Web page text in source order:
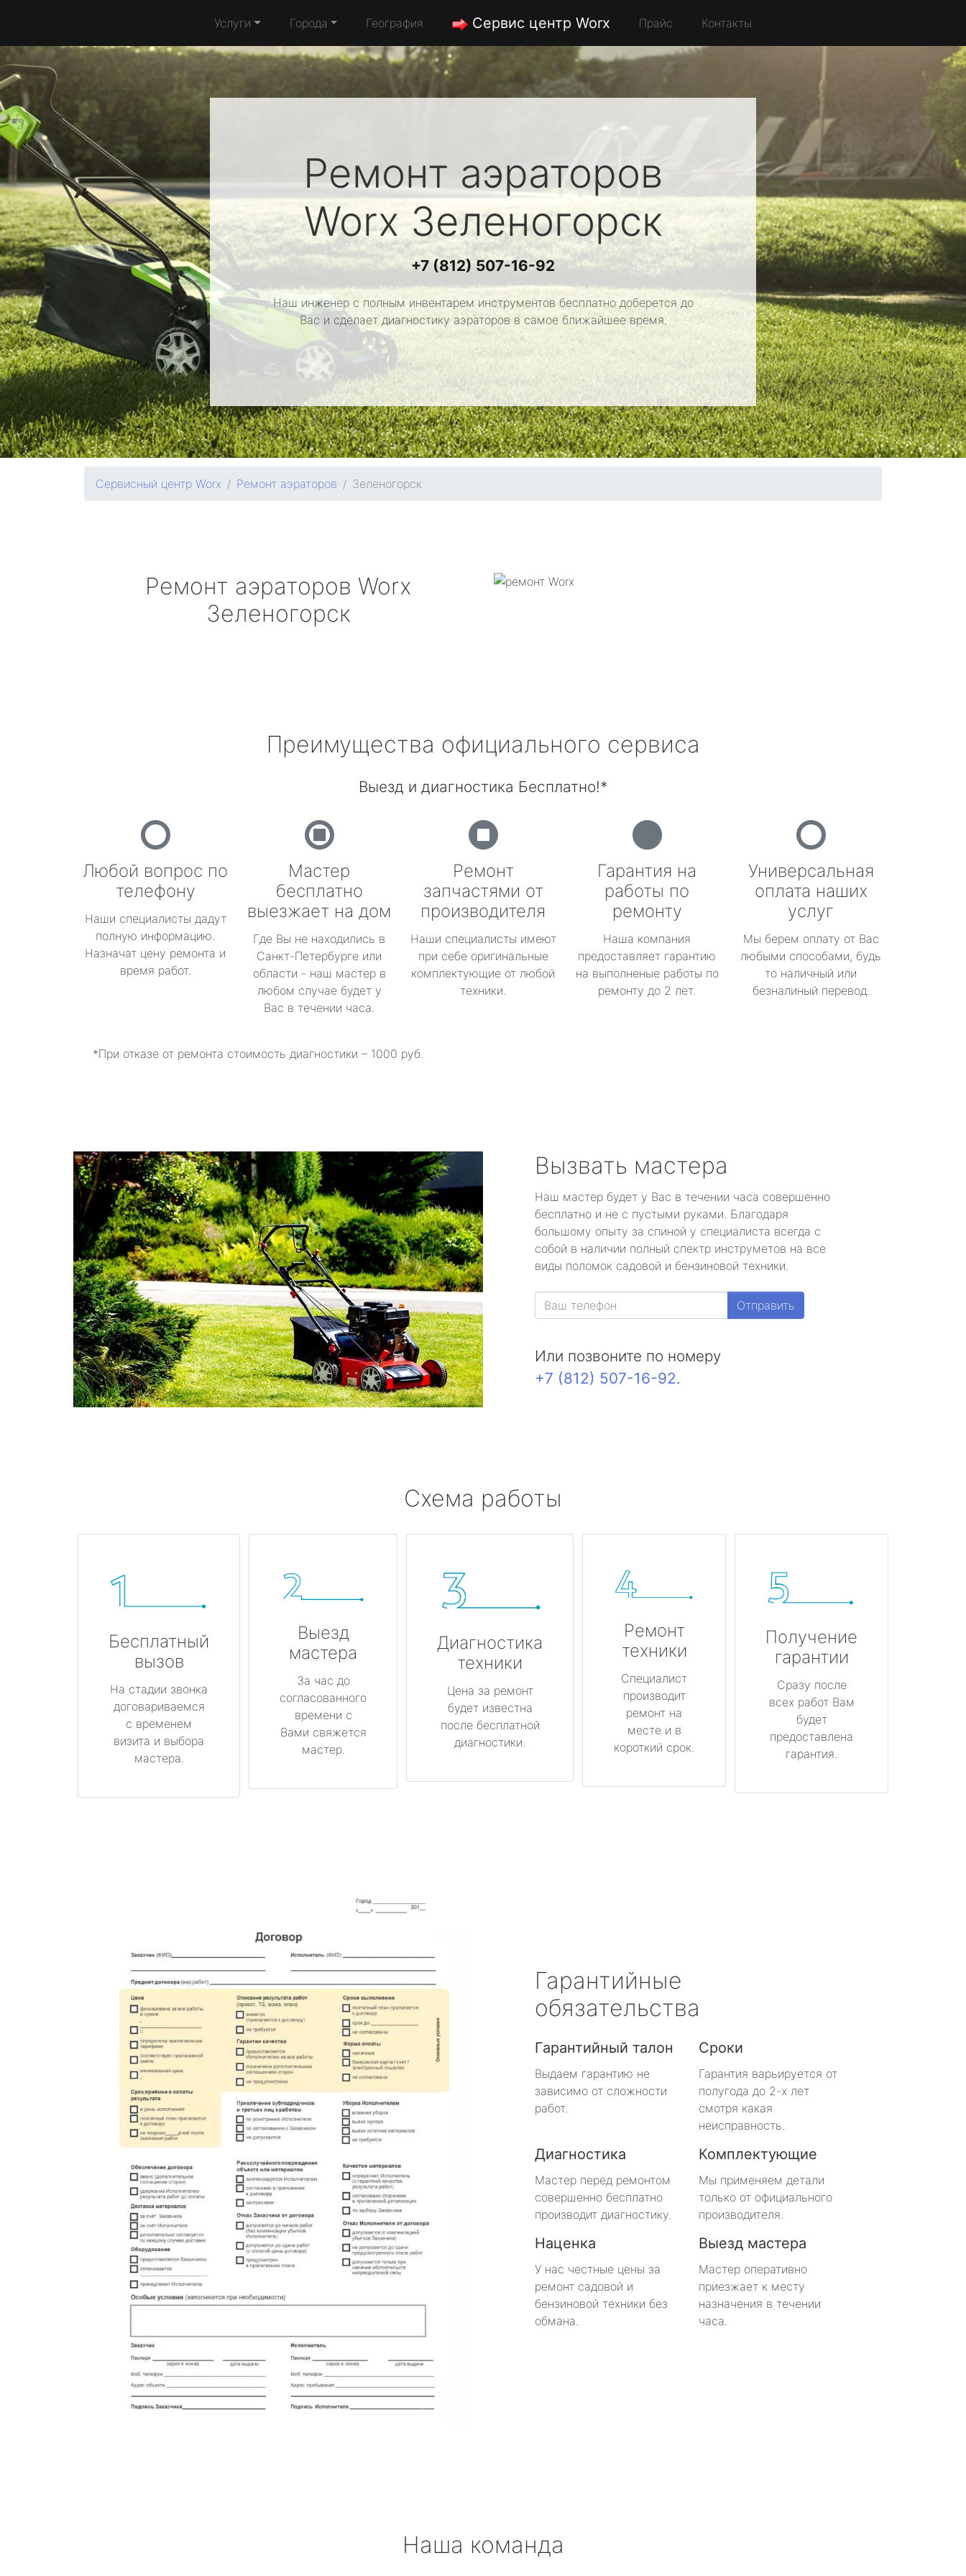
Услуги Города География Сервис центр Worx Прайс Контакты
Ремонт аэраторов
WorxЗеленогорск
+7 (812) 507-16-92
Наш инженер с полным инвентарем инструментов бесплатно доберется до
Вас и сделает диагностику аэраторов в самое ближайшее время.
Сервисный центр Worx Ремонт аэраторов Зеленогорск
Ремонт аэраторов Worx
Зеленогорск
Преимущества официального сервиса
Выезд и диагностика Бесплатно!*
Любой вопрос по
телефону
Наши специалисты дадут
полную информацию.
Назначат цену ремонта и
время работ.
Мастер
бесплатно
выезжает на дом
Где Вы не находились в
Санкт-Петербурге или
области - наш мастер в
любом случае будет у
Вас в течении часа.
Ремонт
запчастями от
производителя
Наши специалисты имеют
при себе оригинальные
комплектующие от любой
техники.
Гарантия на
работы по
ремонту
Наша компания
предоставляет гарантию
на выполненые работы по
ремонту до 2 лет.
Универсальная
оплата наших
услуг
Мы берем оплату от Вас
любыми способами, будь
то наличный или
безналиный перевод.
*При отказе от ремонта стоимость диагностики – 1000 руб.
Вызвать мастера
Наш мастер будет у Вас в течении часа совершенно
бесплатно и не с пустыми руками. Благодаря
большому опыту за спиной у специалиста всегда с
собой в наличии полный спектр инструметов на все
виды поломок садовой и бензиновой техники.
Отправить
Или позвоните по номеру
+7 (812) 507-16-92.
Схема работы
Бесплатный
вызов
На стадии звонка
договариваемся
с временем
визита и выбора
мастера.
Выезд
мастера
За час до
согласованного
времени с
Вами свяжется
мастер.
Диагностика
техники
Цена за ремонт
будет известна
после бесплатной
диагностики.
Ремонт
техники
Специалист
производит
ремонт на
месте и в
короткий срок.
Получение
гарантии
Сразу после
всех работ Вам
будет
предоставлена
гарантия.
Гарантийные
обязательства
Гарантийный талон
Выдаем гарантию не
зависимо от сложности
работ.
Сроки
Гарантия варьируется от
полугода до 2-х лет
смотря какая
неисправность.
Диагностика
Мастер перед ремонтом
совершенно бесплатно
производит диагностику.
Комплектующие
Мы применяем детали
только от официального
производителя.
Наценка
У нас честные цены за
ремонт садовой и
бензиновой техники без
обмана.
Выезд мастера
Мастер оперативно
приезжает к месту
назначения в течении
часа.
Наша команда